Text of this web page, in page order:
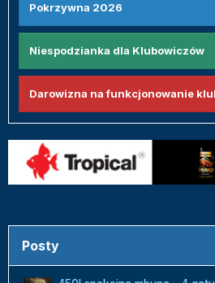
Pokrzywna 2026
Niespodzianka dla Klubowiczów
Darowizna na funkcjonowanie
Posty